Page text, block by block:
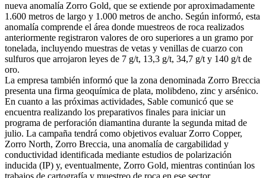
nueva anomalía Zorro Gold, que se extiende por aproximadamente
1.600 metros de largo y 1.000 metros de ancho. Según informó, esta
anomalía comprende el área donde muestreos de roca realizados
anteriormente registraron valores de oro superiores a un gramo por
tonelada, incluyendo muestras de vetas y venillas de cuarzo con
sulfuros que arrojaron leyes de 7 g/t, 13,3 g/t, 34,7 g/t y 140 g/t de
oro.
La empresa también informó que la zona denominada Zorro Breccia
presenta una firma geoquímica de plata, molibdeno, zinc y arsénico.
En cuanto a las próximas actividades, Sable comunicó que se
encuentra realizando los preparativos finales para iniciar un
programa de perforación diamantina durante la segunda mitad de
julio. La campaña tendrá como objetivos evaluar Zorro Copper,
Zorro North, Zorro Breccia, una anomalía de cargabilidad y
conductividad identificada mediante estudios de polarización
inducida (IP) y, eventualmente, Zorro Gold, mientras continúan los
trabajos de cartografía y muestreo de roca en ese sector.